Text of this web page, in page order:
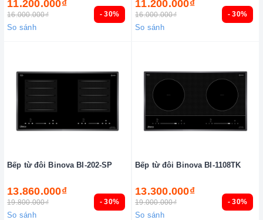
- 30%
11.200.000₫
16.000.000₫
So sánh
- 30%
11.200.000₫
16.000.000₫
So sánh
- 30%
Bếp từ đôi Binova BI-202-SP
13.860.000₫
19.800.000₫
So sánh
- 30%
Bếp từ đôi Binova BI-1108TK
13.300.000₫
19.000.000₫
So sánh